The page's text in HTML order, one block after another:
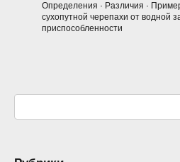
Определения · Различия ·
сухопутной черепахи от водной
приспособленности